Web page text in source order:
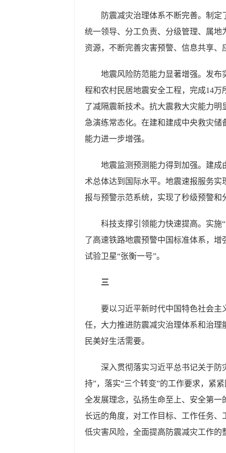
防震减灾治理体系不断完善。制
统一领导、分工负责、分级管理、属
资源，不断完善灾害预警、信息共享
地震风险防范能力显著增强。发
程和农村民居地震安全工程，完成14万
了减隔震新技术。抗大震救大灾能力
急演练常态化。在建和建成中央救灾
能力进一步增强。
地震监测预测能力得到加强。建成
术总体达到国际水平。地震速报服务
报与预警示范系统，实现了秒级预警和
科技支撑引领能力快速提高。实施
了高速铁路地震预警中国标准体系，
试验卫星“张衡一号”。
三
要以习近平新时代中国特色社会
任，大力推进防震减灾治理体系和治
民美好生活需要。
深入贯彻落实习近平总书记关于防
持”，落实“三个转变”的工作要求，紧
全发展理念，弘扬生命至上、安全第
长远的角度，对工作目标、工作任务
低灾害风险，全面提高防震减灾工作的